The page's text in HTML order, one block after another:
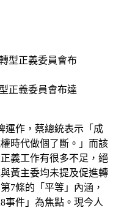
正義委員會布達
運作，蔡總統表示「成
時代做個了斷。」而該
義工作有很多不足，絕
黃主委均未提及促進轉
7條的「平等」內涵，
事件」為焦點。現今人